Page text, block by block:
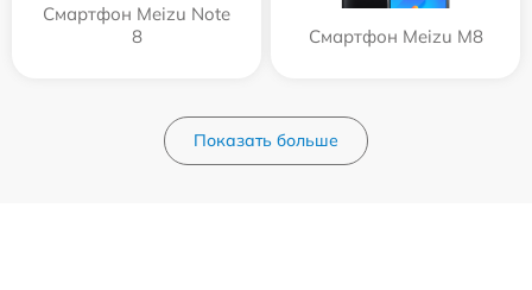
Смартфон Meizu Note
8
Смартфон Meizu M8
Показать больше